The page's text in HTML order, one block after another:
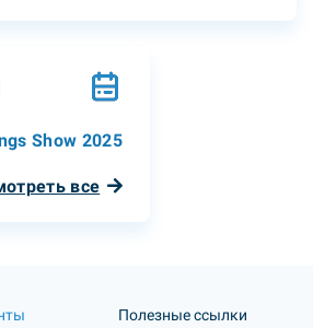
Show 2025
все
Полезные ссылки